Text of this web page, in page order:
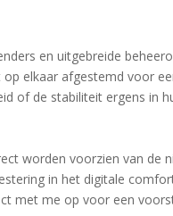
en uitgebreide
elkaar afgestemd voor
of de stabiliteit ergens in
worden voorzien van de
in het digitale
met me op voor een